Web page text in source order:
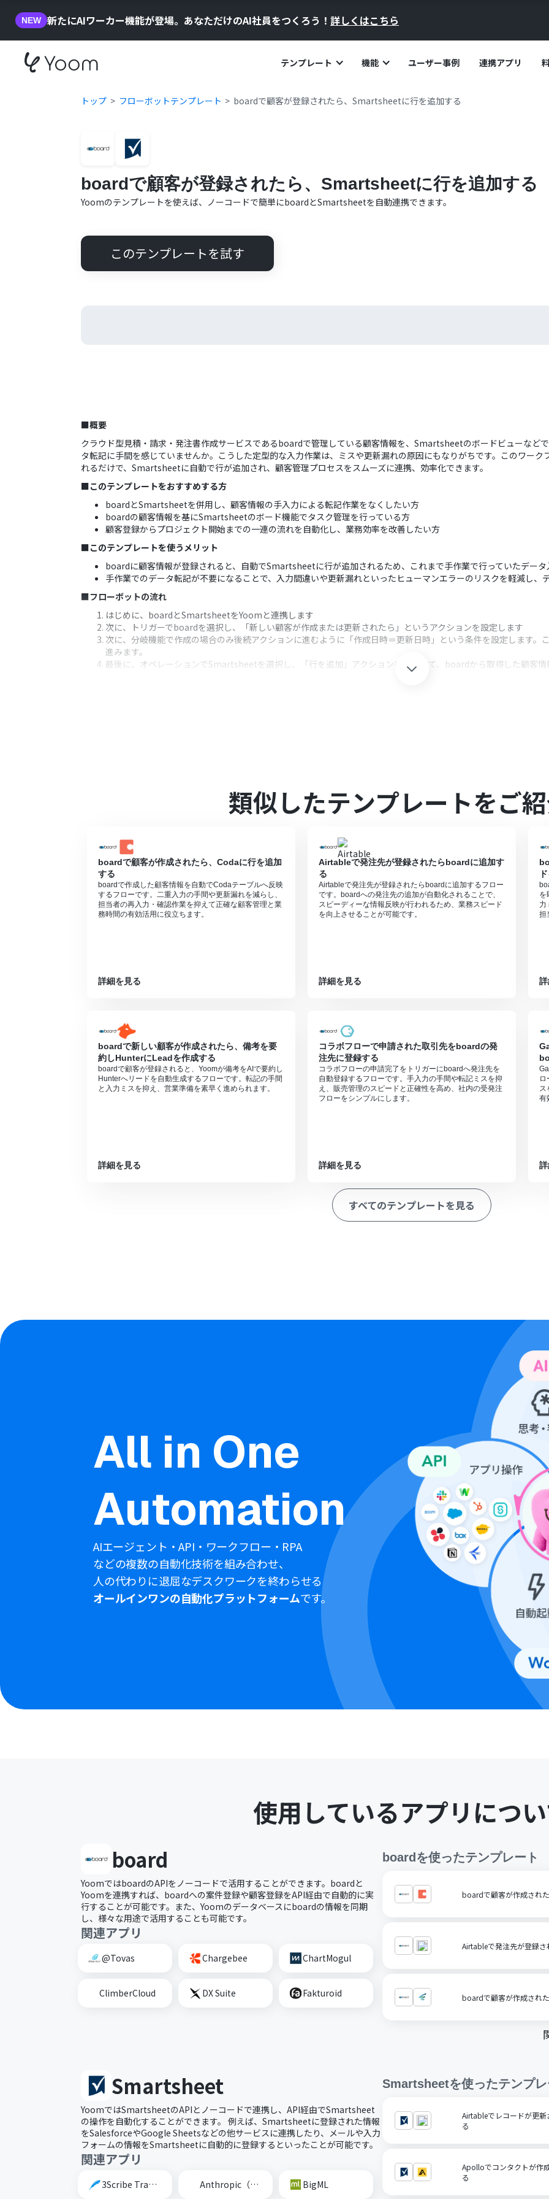
NEW 新たにAIワーカー機能が登場。あなただけのAI社員をつくろう！ 詳しくはこちら
テンプレート 機能 ユーザー事例 連携アプリ
トップ フローボットテンプレート boardで顧客が登録されたら、Smartsheetに行を追加する
boardで顧客が登録されたら、Smartsheetに行を追加する
Yoomのテンプレートを使えば、ノーコードで簡単にboardとSmartsheetを自動連携できます。
このテンプレートを試す
■概要
クラウド型見積・請求・発注書作成サービスであるboardで管理している顧客情報を、Smartsheetのボードビューなど
タ転記に手間を感じていませんか。こうした定型的な入力作業は、ミスや更新漏れの原因にもなりがちです。このワー
れるだけで、Smartsheetに自動で行が追加され、顧客管理プロセスをスムーズに連携、効率化できます。
■このテンプレートをおすすめする方
boardとSmartsheetを併用し、顧客情報の手入力による転記作業をなくしたい方
boardの顧客情報を基にSmartsheetのボード機能でタスク管理を行っている方
顧客登録からプロジェクト開始までの一連の流れを自動化し、業務効率を改善したい方
■このテンプレートを使うメリット
boardに顧客情報が登録されると、自動でSmartsheetに行が追加されるため、これまで手作業で行っていたデー
手作業でのデータ転記が不要になることで、入力間違いや更新漏れといったヒューマンエラーのリスクを軽減し、
■フローボットの流れ
はじめに、boardとSmartsheetをYoomと連携します
次に、トリガーでboardを選択し、「新しい顧客が作成または更新されたら」というアクションを設定します
次に、分岐機能で作成の場合のみ後続アクションに進むように「作成日時＝更新日時」という条件を設定します。
進みます。
最後に、オペレーションでSmartsheetを選択し、「行を追加」アクションを設定して、boardから取得した顧客
こちらをご参照ください。
類似したテンプレートをご
boardで顧客が作成されたら、Codaに行を追加
する
boardで作成した顧客情報を自動でCodaテーブルへ反映
するフローです。二重入力の手間や更新漏れを減らし、
担当者の再入力・確認作業を抑えて正確な顧客管理と業
務時間の有効活用に役立ちます。
詳細を見る
Airtableで発注先が登録されたらboardに追加す
る
Airtableで発注先が登録されたらboardに追加するフロー
です。boardへの発注先の追加が自動化されることで、
スピーディーな情報反映が行われるため、業務スピード
を向上させることが可能です。
詳細を見る
を
力
担
boardで新しい顧客が作成されたら、備考を要
約しHunterにLeadを作成する
boardで顧客が登録されると、Yoomが備考をAIで要約し
Hunterへリードを自動生成するフローです。転記の手間
と入力ミスを抑え、営業準備を素早く進められます。
詳細を見る
コラボフローで申請された取引先をboardの発
注先に登録する
コラボフローの申請完了をトリガーにboardへ発注先を
自動登録するフローです。手入力の手間や転記ミスを抑
え、販売管理のスピードと正確性を高め、社内の受発注
フローをシンプルにします。
詳細を見る
ス
有
すべてのテンプレートを見る
All in One
Automation
AIエージェント・API・ワークフロー・RPA
などの複数の自動化技術を組み合わせ、
人の代わりに退屈なデスクワークを終わらせる
オールインワンの自動化プラットフォームです。
使用しているアプリにつ
board
YoomではboardのAPIをノーコードで活用することができます。boardと
Yoomを連携すれば、boardへの案件登録や顧客登録をAPI経由で自動的に実
行することが可能です。また、Yoomのデータベースにboardの情報を同期
し、様々な用途で活用することも可能です。
関連アプリ
@Tovas Chargebee ChartMogul
ClimberCloud DX Suite Fakturoid
board を使ったテンプレート
boardで顧客が作成され
Airtableで発注先が登録
boardで顧客が作成され
Smartsheet
YoomではSmartsheetのAPIとノーコードで連携し、API経由でSmartsheet
の操作を自動化することができます。 例えば、Smartsheetに登録された情報
をSalesforceやGoogle Sheetsなどの他サービスに連携したり、メールや入力
フォームの情報をSmartsheetに自動的に登録するといったことが可能です。
関連アプリ
3Scribe Transcription Anthropic（Claude） BigML
Smartsheetを使ったテンプ
Airtableでレコードが更
る
Apolloでコンタクトが作
る